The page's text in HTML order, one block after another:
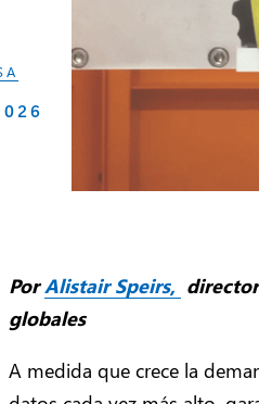
PorAlistair Speirs,
globales
A medida que crece la